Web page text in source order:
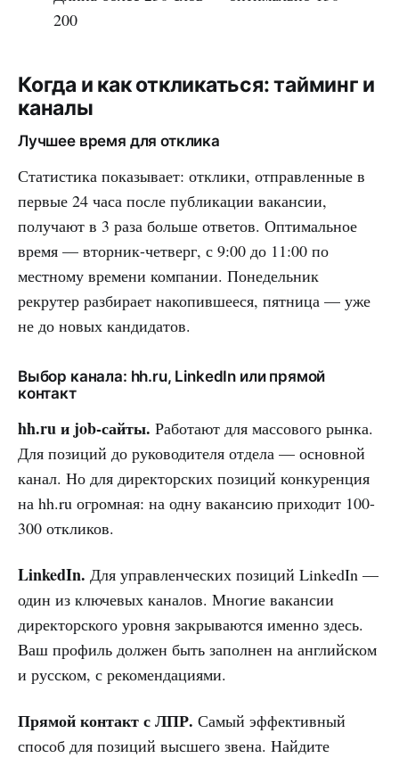
200
Когда и как откликаться: тайминг и
каналы
Лучшее время для отклика
Статистика показывает: отклики, отправленные в
первые 24 часа после публикации вакансии,
получают в 3 раза больше ответов. Оптимальное
время — вторник-четверг, с 9:00 до 11:00 по
местному времени компании. Понедельник
рекрутер разбирает накопившееся, пятница — уже
не до новых кандидатов.
Выбор канала: hh.ru, LinkedIn или прямой
контакт
hh.ru и job-сайты. Работают для массового рынка.
Для позиций до руководителя отдела — основной
канал. Но для директорских позиций конкуренция
на hh.ru огромная: на одну вакансию приходит 100-
300 откликов.
LinkedIn. Для управленческих позиций LinkedIn —
один из ключевых каналов. Многие вакансии
директорского уровня закрываются именно здесь.
Ваш профиль должен быть заполнен на английском
и русском, с рекомендациями.
Прямой контакт с ЛПР. Самый эффективный
способ для позиций высшего звена. Найдите